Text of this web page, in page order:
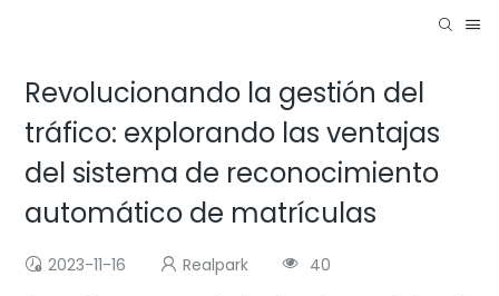
Revolucionando la gestión del
tráfico: explorando las ventajas
del sistema de reconocimiento
automático de matrículas
2023-11-16 Realpark
40